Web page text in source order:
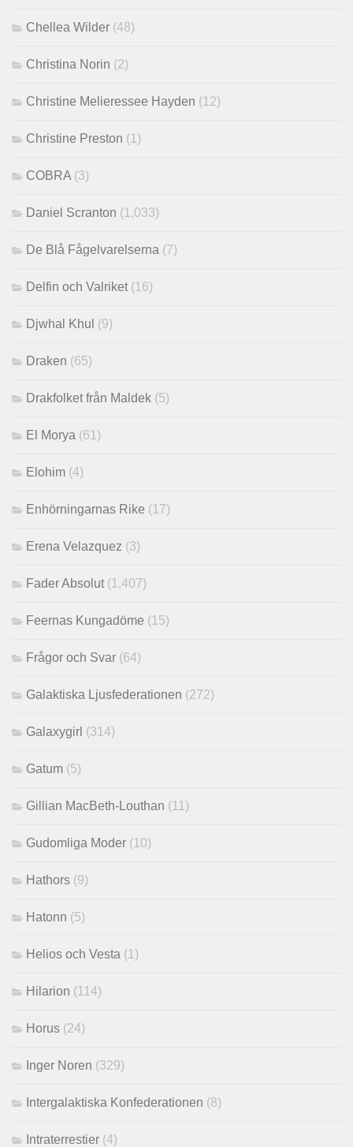
Chellea Wilder (48)
Christina Norin (2)
Christine Melieressee Hayden (12)
Christine Preston (1)
COBRA (3)
Daniel Scranton (1,033)
De Blå Fågelvarelserna (7)
Delfin och Valriket (16)
Djwhal Khul (9)
Draken (65)
Drakfolket från Maldek (5)
El Morya (61)
Elohim (4)
Enhörningarnas Rike (17)
Erena Velazquez (3)
Fader Absolut (1,407)
Feernas Kungadöme (15)
Frågor och Svar (64)
Galaktiska Ljusfederationen (272)
Galaxygirl (314)
Gatum (5)
Gillian MacBeth-Louthan (11)
Gudomliga Moder (10)
Hathors (9)
Hatonn (5)
Helios och Vesta (1)
Hilarion (114)
Horus (24)
Inger Noren (329)
Intergalaktiska Konfederationen (8)
Intraterrestier (4)